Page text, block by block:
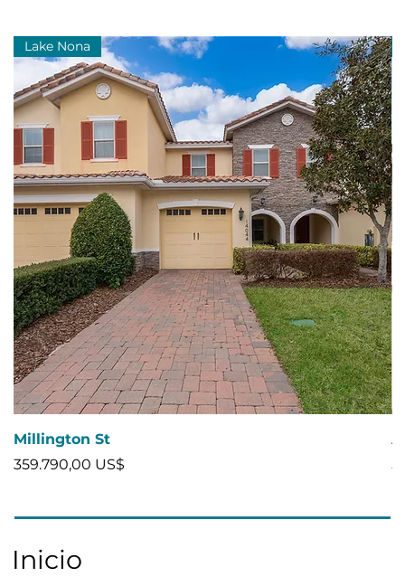
Lake Nona
Millington St
Precio
359.790,00 US$
Inicio